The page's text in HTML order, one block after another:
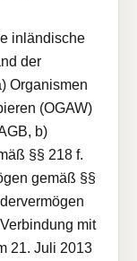
inländische
der
Organismen
(OGAW)
b)
§§ 218 f.
gemäß §§
mit
21. Juli 2013